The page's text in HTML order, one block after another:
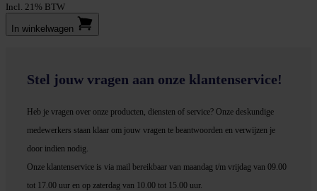
Incl. 21% BTW
In winkel­wagen
Stel jouw vragen aan onze klantenservice!
Heb je vragen over onze producten, diensten of service? Onze deskundige
medewerkers staan klaar om jouw vragen te beantwoorden en verwijzen je
door indien nodig.
Onze klantenservice is via mail bereikbaar van maandag t/m vrijdag van 09.00
tot 17.00 uur en op zaterdag van 10.00 tot 15.00 uur.